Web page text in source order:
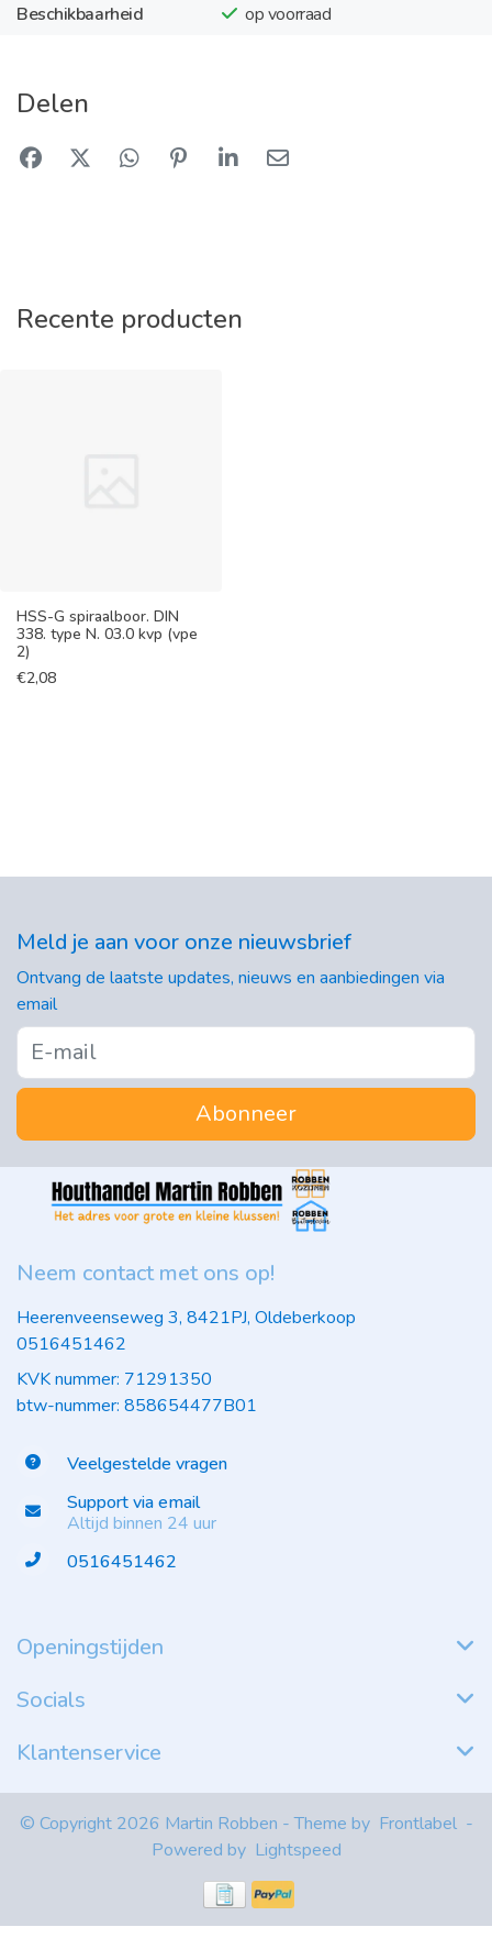
Beschikbaarheid
op voorraad
Delen
Recente producten
HSS-G spiraalboor. DIN
338. type N. 03.0 kvp (vpe
2)
€2,08
Meld je aan voor onze nieuwsbrief
Ontvang de laatste updates, nieuws en aanbiedingen via
email
Abonneer
Neem contact met ons op!
Heerenveenseweg 3, 8421PJ, Oldeberkoop
0516451462
KVK nummer: 71291350
btw-nummer: 858654477B01
Veelgestelde vragen
Support via email
Altijd binnen 24 uur
0516451462
Openingstijden
Socials
Klantenservice
© Copyright 2026 Martin Robben - Theme by Frontlabel -
Powered by Lightspeed